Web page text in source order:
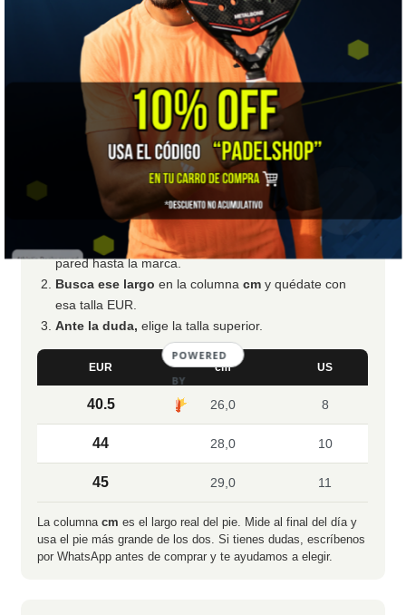
📏 Guía de tallas
Tu talla en 3 pasos, sin salir de casa
Consejo:
esta es la tabla oficial de Yonex, que
numera por
centímetros
(la medida más fiable). Si
tu medida queda entre dos tallas, elige latalla
superior
para mayor comodidad.
Mide tu pie. Talón contra la pared, de pie y con el
calcetín con el que juegas. Marca dónde termina tu
dedo más largo y mide en
centímetrosdesde la
pared hasta la marca.
Busca ese largo en la columnacm y quédate con
esa talla EUR.
Ante la duda, elige la talla superior.
EUR cm US
40.5 26,0 8
44 28,0 10
45 29,0 11
La columnacm es el largo real del pie. Mide al final del día y
usa el pie más grande de los dos. Si tienes dudas, escríbenos
por WhatsApp antes de comprar y te ayudamos a elegir.
POWERED
BY